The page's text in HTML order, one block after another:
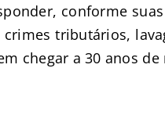
conforme
tributários,
chegar a 30 anos de